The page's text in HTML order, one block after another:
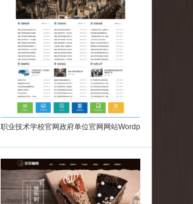
ress模板下载
咖啡奶茶甜品网站主题模板下载